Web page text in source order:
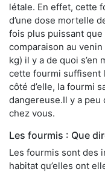
létale. En effet, cette
d’une dose mortelle
fois plus puissant que
comparaison au
kg) il y a de quoi
cette fourmi suffisent
côté d’elle, la fourmi
dangereuse.Il y a
chez vous.
Les fourmis : Que
Les fourmis sont des
habitat qu’elles ont